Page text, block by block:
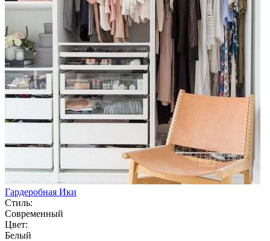
Гардеробная Ики
Стиль:
Современный
Цвет:
Белый